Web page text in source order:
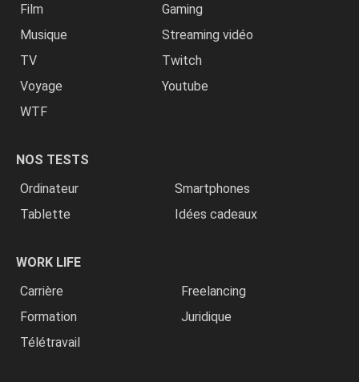
Film
Gaming
Musique
Streaming vidéo
TV
Twitch
Voyage
Youtube
WTF
NOS TESTS
Ordinateur
Smartphones
Tablette
Idées cadeaux
WORK LIFE
Carrière
Freelancing
Formation
Juridique
Télétravail